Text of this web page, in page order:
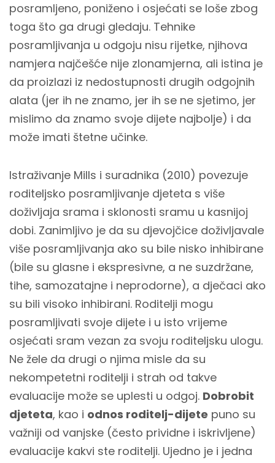
posramljeno, poniženo i osjećati se loše zbog
toga što ga drugi gledaju. Tehnike
posramljivanja u odgoju nisu rijetke, njihova
namjera najčešće nije zlonamjerna, ali istina je
da proizlazi iz nedostupnosti drugih odgojnih
alata (jer ih ne znamo, jer ih se ne sjetimo, jer
mislimo da znamo svoje dijete najbolje) i da
može imati štetne učinke.
Istraživanje Mills i suradnika (2010) povezuje
roditeljsko posramljivanje djeteta s više
doživljaja srama i sklonosti sramu u kasnijoj
dobi. Zanimljivo je da su djevojčice doživljavale
više posramljivanja ako su bile nisko inhibirane
(bile su glasne i ekspresivne, a ne suzdržane,
tihe, samozatajne i neprodorne), a dječaci ako
su bili visoko inhibirani. Roditelji mogu
posramljivati svoje dijete i u isto vrijeme
osjećati sram vezan za svoju roditeljsku ulogu.
Ne žele da drugi o njima misle da su
nekompetetni roditelji i strah od takve
evaluacije može se uplesti u odgoj. Dobrobit
djeteta, kao i odnos roditelj-dijete puno su
važniji od vanjske (često prividne i iskrivljene)
evaluacije kakvi ste roditelji. Ujedno je i jedna